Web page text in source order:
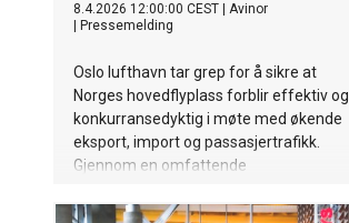
8.4.2026 12:00:00 CEST
Avinor
Pressemelding
Oslo lufthavn tar grep for å sikre at
Norges hovedflyplass forblir effektiv og
konkurransedyktig i møte med økende
eksport, import og passasjertrafikk.
Gjennom en omfattende
optimalisere fraktkapasiteten, frigjøre